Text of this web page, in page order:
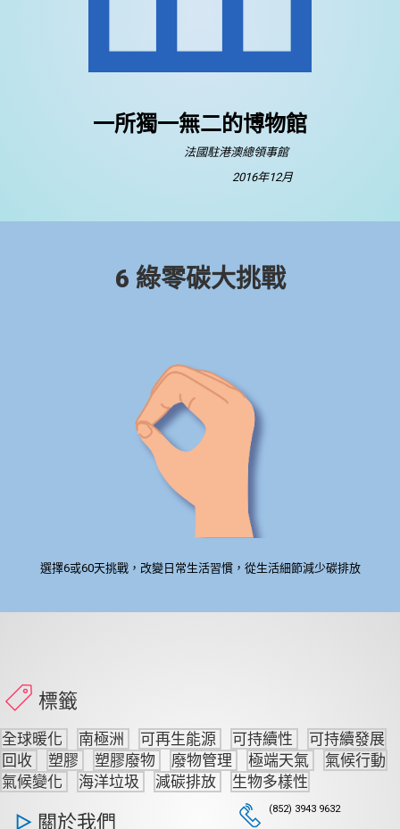
一所獨一無二的博物館
法國駐港澳總領事館
2016年12月
6 綠零碳大挑戰
選擇6或60天挑戰，改變日常生活習慣，從生活細節減少碳排放
標籤
全球暖化 南極洲 可再生能源 可持續性
可持續發展
回收
塑膠 塑膠廢物 廢物管理 極端天氣
氣候行動
氣候變化
海洋垃圾 減碳排放 生物多樣性
關於我們
(852) 3943 9632